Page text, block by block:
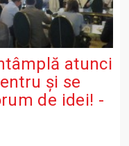
atunci
și se
de idei! -